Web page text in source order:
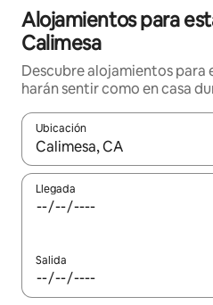
Alojamientos para
Calimesa
Descubre alojamientos para
harán sentir como en casa
Ubicación
Cuando los resultados estén
Llegada
Salida